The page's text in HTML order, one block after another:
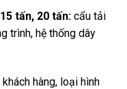
tấn, 20 tấn:cẩu tải
trình, hệ thống dây
hàng, loại hình